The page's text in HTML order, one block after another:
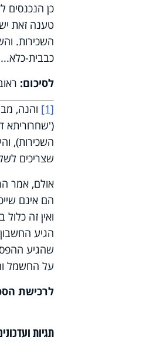
כן הנכנסים
טענה זאת
השכירות.
כבבית-כלא...
לסיכום:
[1] והנה,
('שחרוריתא
השכירות),
שצריכים
אולם, אמר
הם אינם
ואין זה
הגיע
שהגיע
על החשמל
לרכישת
תגיות